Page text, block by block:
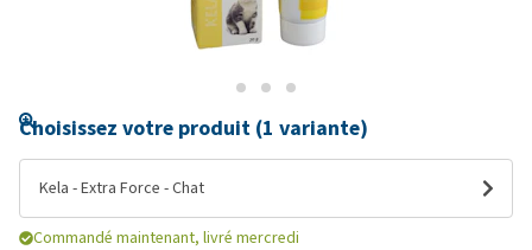
Choisissez votre produit (1 variante)
Kela - Extra Force - Chat
Commandé maintenant, livré mercredi